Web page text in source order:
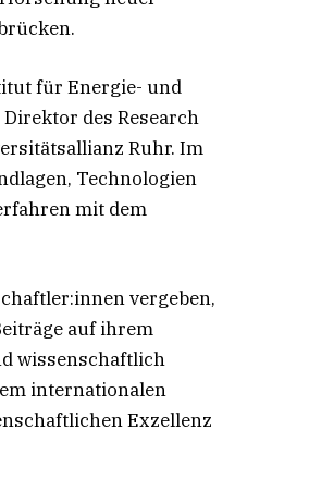
für Energie- und
des Research
Ruhr. Im
Technologien
mit dem
vergeben,
auf ihrem
wissenschaftlich
internationalen
Exzellenz